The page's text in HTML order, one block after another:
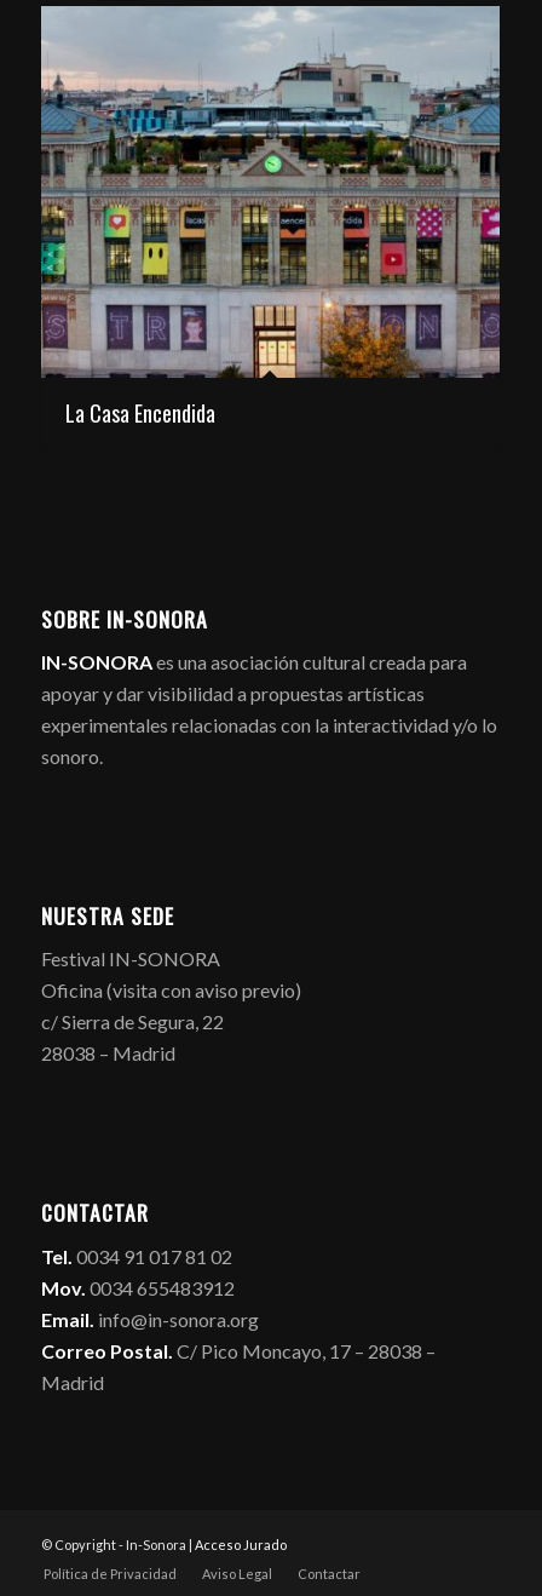
La Casa Encendida
SOBRE IN-SONORA
IN-SONORAes una asociación cultural creada para
apoyar y dar visibilidad a propuestas artísticas
experimentales relacionadas con la interactividad y/o lo
sonoro.
NUESTRA SEDE
Festival IN-SONORA
Oficina (visita con aviso previo)
c/ Sierra de Segura, 22
28038 – Madrid
CONTACTAR
Tel. 0034 91 017 81 02
Mov. 0034 655483912
Email. info@in-sonora.org
Correo Postal. C/ Pico Moncayo, 17 – 28038 –
Madrid
© Copyright - In-Sonora | Acceso Jurado
Política de Privacidad
Aviso Legal Contactar